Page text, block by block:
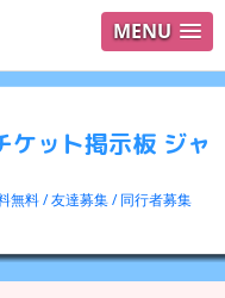
MENU
ケット掲示板 ジャ
無料 / 友達募集 / 同行者募集
ログイ
検索